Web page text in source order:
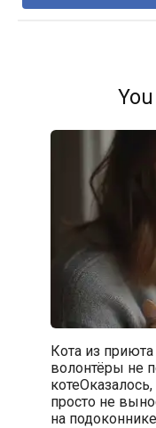
Кота из
волонтёры не
просто не
на